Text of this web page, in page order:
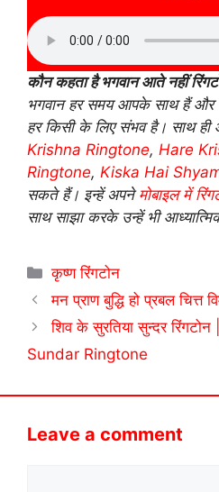
कौन कहता है भगवान आते नहीं
भगवान हर समय आपके साथ हैं
हर किसी के लिए संभव है। साथ
Krishna Ringtone, Hare
Ringtone, Kiska Hai
सकते हैं। इन्हें अपनेमोबाइल में
साथ साझा करके उन्हें भी
Categories
कृष्ण रिंगटोन
मन प्राण बुद्धि हो प्रबल चित्त
शिव के सुरतिया सुन्दर
Sundar Ringtone
Leave a comment